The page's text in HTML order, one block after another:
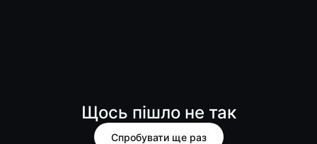
Щось пішло не так
Спробувати ще раз